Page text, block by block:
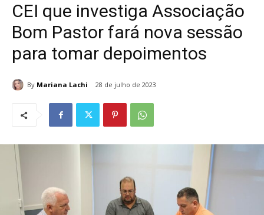
CEI que investiga Associação
Bom Pastor fará nova sessão
para tomar depoimentos
By Mariana Lachi 28 de julho de 2023